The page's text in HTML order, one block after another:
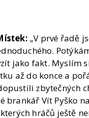
„V prvé řadě
jako fakt. Myslím
až do konce a
zbytečných
brankář Vít Pyško
hráčů ještě